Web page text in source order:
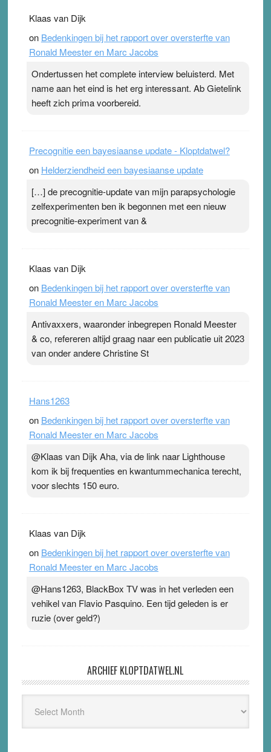
Ionica weer skeptisch …
Klaas van Dijk
on Bedenkingen bij het rapport over oversterfte van
Ronald Meester en Marc Jacobs
Ondertussen het complete interview beluisterd. Met
name aan het eind is het erg interessant. Ab Gietelink
heeft zich prima voorbereid.
Precognitie een bayesiaanse update - Kloptdatwel?
on Helderziendheid een bayesiaanse update
[…] de precognitie-update van mijn parapsychologie
zelfexperimenten ben ik begonnen met een nieuw
precognitie-experiment van &
Klaas van Dijk
on Bedenkingen bij het rapport over oversterfte van
Ronald Meester en Marc Jacobs
Antivaxxers, waaronder inbegrepen Ronald Meester
& co, refereren altijd graag naar een publicatie uit 2023
van onder andere Christine St
Hans1263
on Bedenkingen bij het rapport over oversterfte van
Ronald Meester en Marc Jacobs
@Klaas van Dijk Aha, via de link naar Lighthouse
kom ik bij frequenties en kwantummechanica terecht,
voor slechts 150 euro.
Klaas van Dijk
on Bedenkingen bij het rapport over oversterfte van
Ronald Meester en Marc Jacobs
@Hans1263, BlackBox TV was in het verleden een
vehikel van Flavio Pasquino. Een tijd geleden is er
ruzie (over geld?)
ARCHIEF KLOPTDATWEL.NL
Kloptdatwel.nl